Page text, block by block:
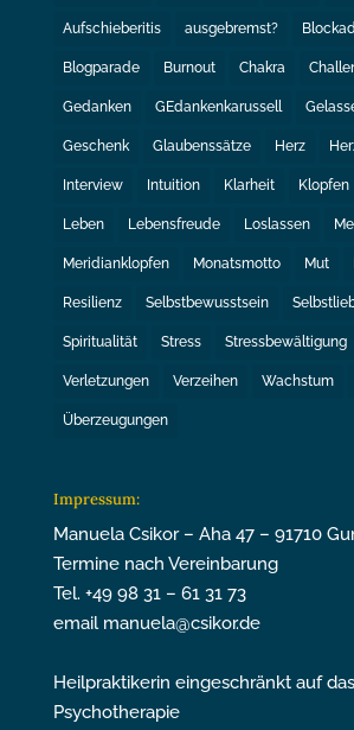
Aufschieberitis ausgebremst?
Blogparade Burnout Chakra
Gedanken GEdankenkarussell
Geschenk Glaubenssätze Herz
Interview Intuition Klarheit Klopfen
Leben Lebensfreude Loslassen
Meridianklopfen Monatsmotto Mut
Resilienz Selbstbewusstsein
Spiritualität Stress Stressbewältigung
Verletzungen Verzeihen Wachstum
Überzeugungen
Impressum:
Manuela Csikor – Aha 47 – 91710
Termine nach Vereinbarung
Tel. +49 98 31 – 61 31 73
email manuela@csikor.de
Heilpraktikerin eingeschränkt auf
Psychotherapie